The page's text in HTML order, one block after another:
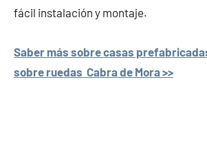
fácil instalación y montaje.
Saber más sobre casas
sobre ruedas Cabra de Mora >>